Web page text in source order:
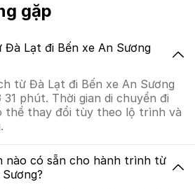
gặp
Lạt đi Bến xe An Sương
từ Đà Lạt đi Bến xe An Sương
phút. Thời gian di chuyển đi
thể thay đổi tùy theo lộ trình và
nào có sẵn cho hành trình từ